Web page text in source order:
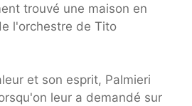
trouvé une maison en
l'orchestre de Tito
et son esprit, Palmieri
leur a demandé sur